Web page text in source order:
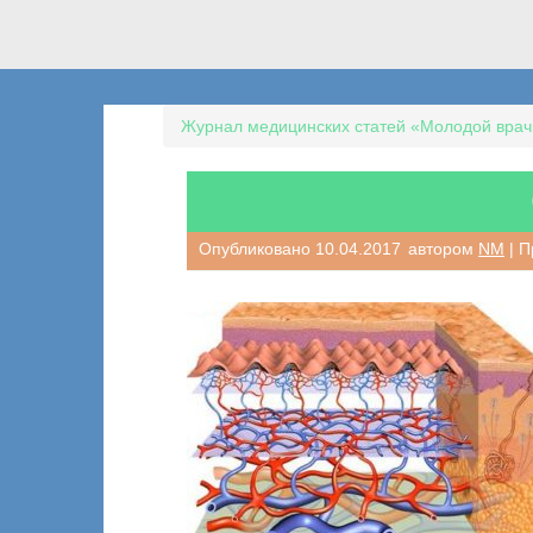
Журнал медицинских статей «Молодой
Опубликовано 10.04.2017 автором NM |